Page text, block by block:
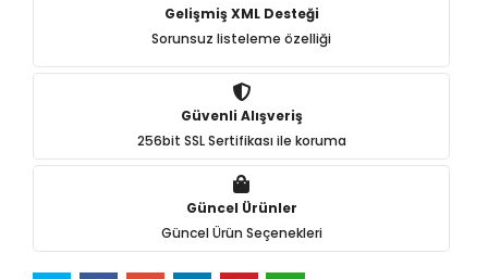
Gelişmiş XML Desteği
Sorunsuz listeleme özelliği
Güvenli Alışveriş
256bit SSL Sertifikası ile koruma
Güncel Ürünler
Güncel Ürün Seçenekleri